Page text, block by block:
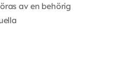
av en behörig